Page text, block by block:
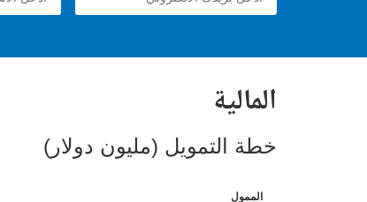
المالية
خطة التمويل (مليون دولار)
الممول